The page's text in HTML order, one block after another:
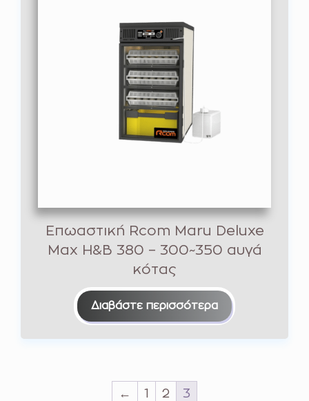
Επωαστική Rcom Maru Deluxe
Max H&B 380 – 300~350 αυγά
κότας
Διαβάστε περισσότερα
← 1 2 3